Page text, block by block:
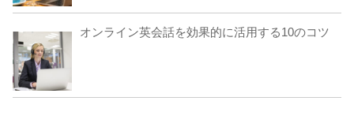
オンライン英会話を効果的に活用する10のコツ